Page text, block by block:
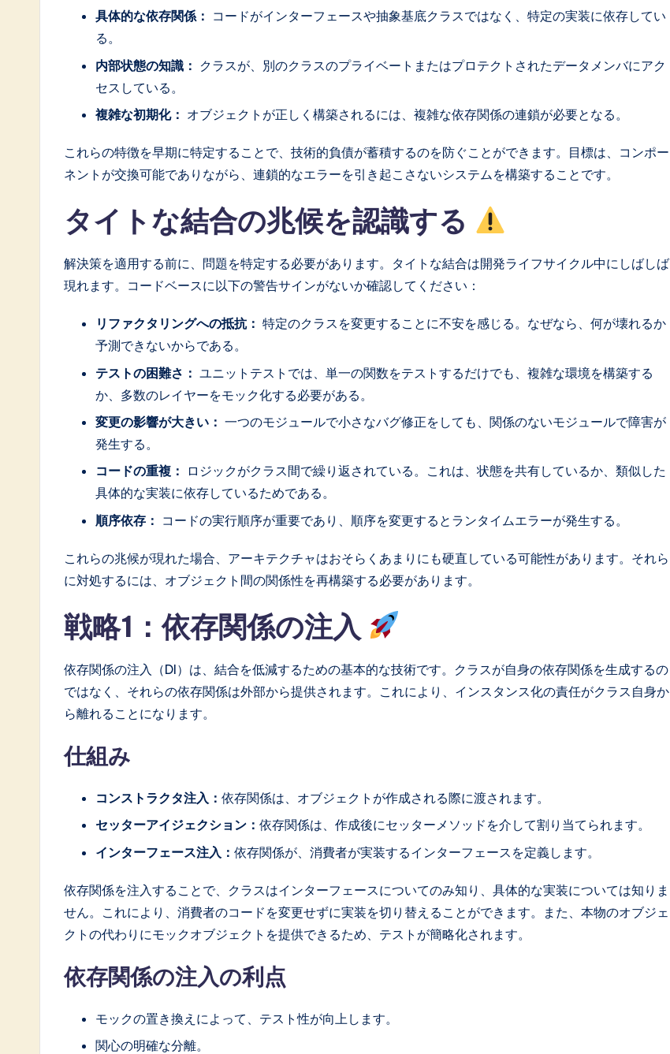
具体的な依存関係： コードがインターフェースや抽象基底クラスではなく、特定の実装に依存してい
る。
内部状態の知識： クラスが、別のクラスのプライベートまたはプロテクトされたデータメンバにアク
セスしている。
複雑な初期化： オブジェクトが正しく構築されるには、複雑な依存関係の連鎖が必要となる。
これらの特徴を早期に特定することで、技術的負債が蓄積するのを防ぐことができます。目標は、コンポー
ネントが交換可能でありながら、連鎖的なエラーを引き起こさないシステムを構築することです。
タイトな結合の兆候を認識する
解決策を適用する前に、問題を特定する必要があります。タイトな結合は開発ライフサイクル中にしばしば
現れます。コードベースに以下の警告サインがないか確認してください：
リファクタリングへの抵抗： 特定のクラスを変更することに不安を感じる。なぜなら、何が壊れるか
予測できないからである。
テストの困難さ： ユニットテストでは、単一の関数をテストするだけでも、複雑な環境を構築する
か、多数のレイヤーをモック化する必要がある。
変更の影響が大きい： 一つのモジュールで小さなバグ修正をしても、関係のないモジュールで障害が
発生する。
コードの重複：
ロジックがクラス間で繰り返されている。これは、状態を共有しているか、類似した
具体的な実装に依存しているためである。
順序依存： コードの実行順序が重要であり、順序を変更するとランタイムエラーが発生する。
これらの兆候が現れた場合、アーキテクチャはおそらくあまりにも硬直している可能性があります。それら
に対処するには、オブジェクト間の関係性を再構築する必要があります。
戦略1：依存関係の注入
依存関係の注入（DI）は、結合を低減するための基本的な技術です。クラスが自身の依存関係を生成するの
ではなく、それらの依存関係は外部から提供されます。これにより、インスタンス化の責任がクラス自身か
ら離れることになります。
仕組み
コンストラクタ注入： 依存関係は、オブジェクトが作成される際に渡されます。
セッターアイジェクション： 依存関係は、作成後にセッターメソッドを介して割り当てられます。
インターフェース注入： 依存関係が、消費者が実装するインターフェースを定義します。
依存関係を注入することで、クラスはインターフェースについてのみ知り、具体的な実装については知りま
せん。これにより、消費者のコードを変更せずに実装を切り替えることができます。また、本物のオブジェ
クトの代わりにモックオブジェクトを提供できるため、テストが簡略化されます。
依存関係の注入の利点
モックの置き換えによって、テスト性が向上します。
関心の明確な分離。